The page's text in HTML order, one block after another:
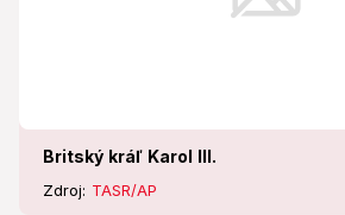
Britský kráľ Karol III.
Zdroj: TASR/AP